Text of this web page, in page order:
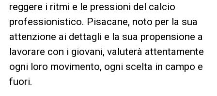
reggere i ritmi e le pressioni del calcio
professionistico. Pisacane, noto per la sua
attenzione ai dettagli e la sua propensione a
lavorare con i giovani, valuterà attentamente
ogni loro movimento, ogni scelta in campo e
fuori.